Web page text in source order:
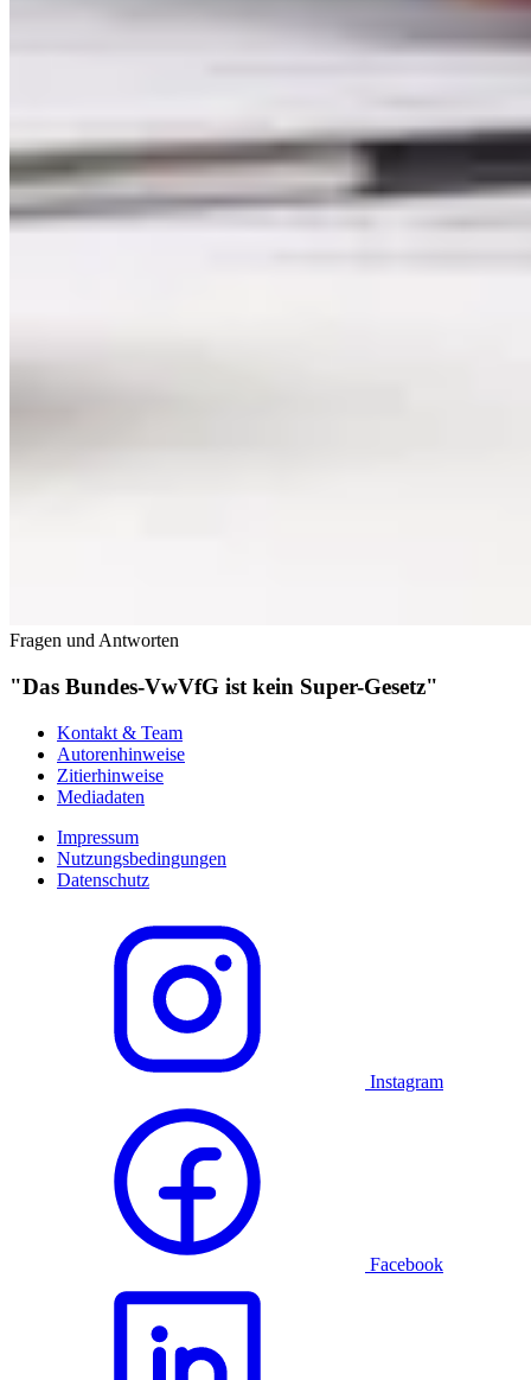
Fragen und Antworten
"Das Bundes-VwVfG ist kein Super-Gesetz"
Kontakt & Team
Autorenhinweise
Zitierhinweise
Mediadaten
Impressum
Nutzungsbedingungen
Datenschutz
Instagram
Facebook